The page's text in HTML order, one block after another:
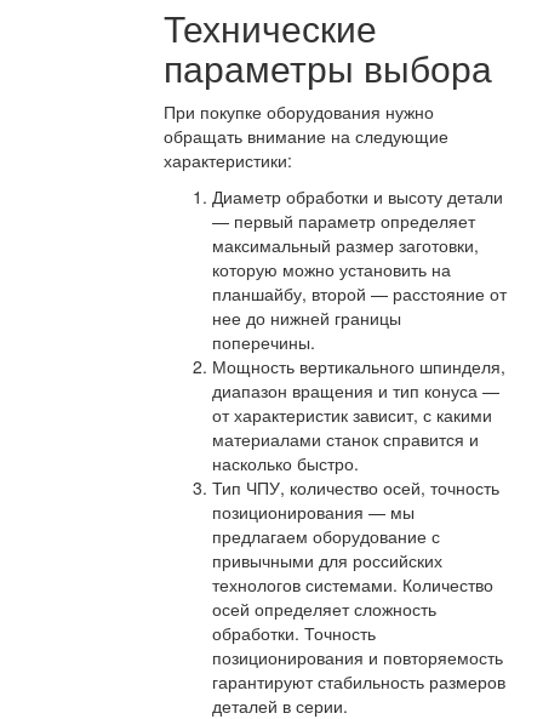
Технические
параметры выбора
При покупке оборудования нужно
обращать внимание на следующие
характеристики:
Диаметр обработки и высоту детали
— первый параметр определяет
максимальный размер заготовки,
которую можно установить на
планшайбу, второй — расстояние от
нее до нижней границы
поперечины.
Мощность вертикального шпинделя,
диапазон вращения и тип конуса —
от характеристик зависит, с какими
материалами станок справится и
насколько быстро.
Тип ЧПУ, количество осей, точность
позиционирования — мы
предлагаем оборудование с
привычными для российских
технологов системами. Количество
осей определяет сложность
обработки. Точность
позиционирования и повторяемость
гарантируют стабильность размеров
деталей в серии.